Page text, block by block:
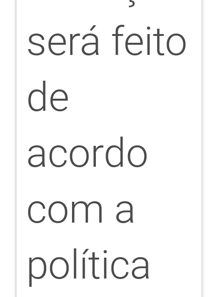
será feito
de
acordo
com a
política